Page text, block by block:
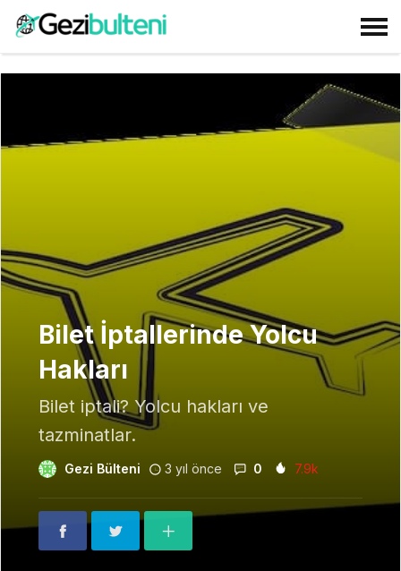
Bilet İptallerinde Yolcu
Hakları
Bilet iptali? Yolcu hakları ve
tazminatlar.
Gezi Bülteni 3 yıl önce 0 7.9k